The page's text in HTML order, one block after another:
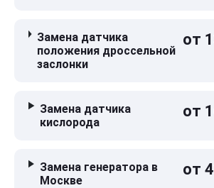
Замена датчика
положения дроссельной
заслонки
от
Замена датчика
кислорода
от
Замена генератора в
Москве
от